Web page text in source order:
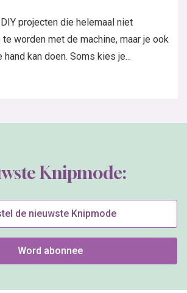
projecten die helemaal niet
worden met de machine, maar je ook
kan doen. Soms kies je...
Knipmode:
de nieuwste Knipmode
Word abonnee